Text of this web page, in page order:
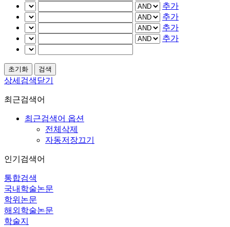
추가
추가
추가
추가
상세검색닫기
최근검색어
최근검색어 옵션
전체삭제
자동저장끄기
인기검색어
통합검색
국내학술논문
학위논문
해외학술논문
학술지